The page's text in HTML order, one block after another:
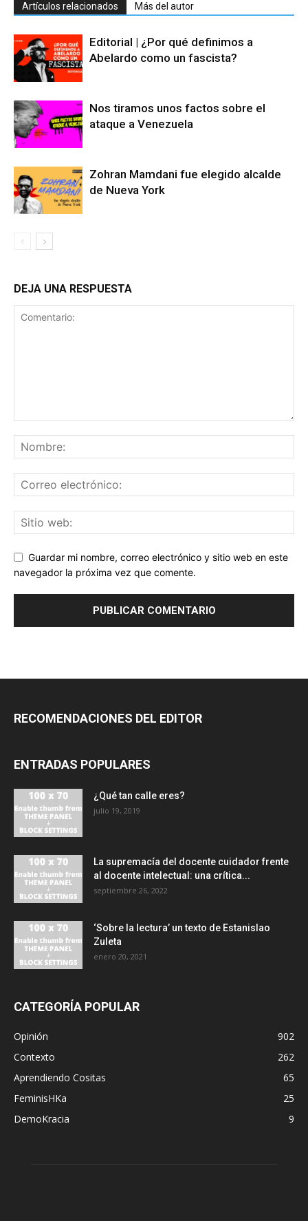
Artículos relacionados Más del autor
Editorial | ¿Por qué definimos a
Abelardo como un fascista?
Nos tiramos unos factos sobre el
ataque a Venezuela
Zohran Mamdani fue elegido alcalde
de Nueva York
DEJA UNA RESPUESTA
Guardar mi nombre, correo electrónico y sitio web en este
navegador la próxima vez que comente.
RECOMENDACIONES DEL EDITOR
ENTRADAS POPULARES
¿Qué tan calle eres?
julio 19, 2019
La supremacía del docente cuidador frente
al docente intelectual: una crítica...
septiembre 26, 2022
‘Sobre la lectura’ un texto de Estanislao
Zuleta
enero 20, 2021
CATEGORÍA POPULAR
Opinión
902
Contexto
262
Aprendiendo Cositas
65
FeminisHKa
25
DemoKracia
9